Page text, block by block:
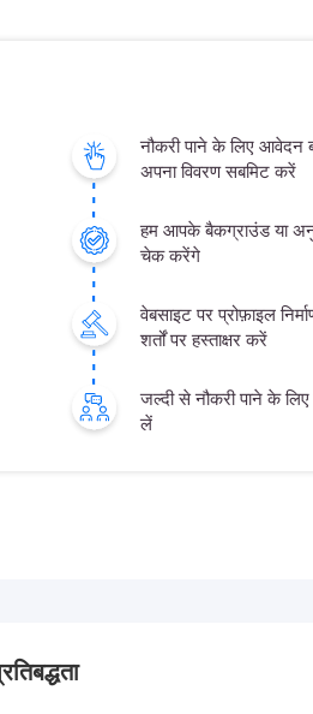
नौकरी पाने के लिए
अपना विवरण सबमिट करें
हम आपके बैकग्राउंड या
चेक करेंगे
वेबसाइट पर प्रोफ़ाइल
शर्तों पर हस्ताक्षर करें
जल्दी से नौकरी पाने के
लें